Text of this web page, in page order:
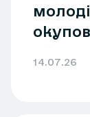
14.07.26